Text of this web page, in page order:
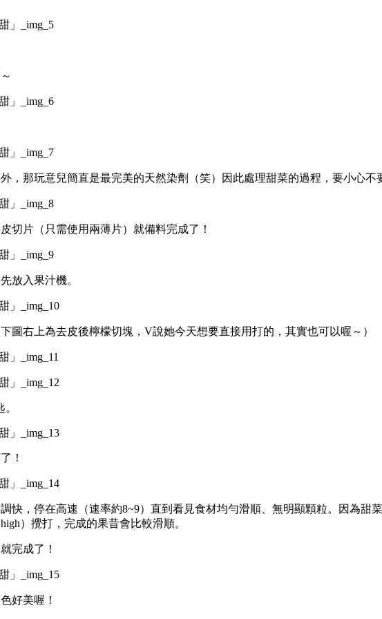
，那玩意兒簡直是最完美的天然染劑（笑）因此處理甜菜的過程，要小心不
切片（只需使用兩薄片）就備料完成了！
放入果汁機。
圖右上為去皮後檸檬切塊， V說她今天想要直接用打的，其實也可以喔～）
！
快，停在高速（速率約8~9） 直到看見食材均勻滑順、無明顯顆粒。 因為甜
）攪打，完成的果昔會比較滑順。
完成了！
好美喔！